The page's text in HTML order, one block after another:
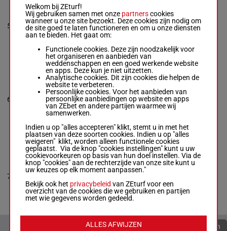
5
AMERICAN
SMOOTH
Luis Saez-Isai V.
Gonzalez
Box: 5 -R/6 -
56.5 kg
5p 1p 7p
R/656.5
kg
5p 1p 7p 5
6
Corey J. Lanerie
Jonathan
Maldonado
R/6 -
4p (21) 6p 5p 1p
R/656.5
kg
4p (21)
6p 5p 1p
3p
6
7
FIGHTVILLE
Rene Diaz-J.
Keith
Desormeaux
Box: 7 - H/3 - 50
7p 1p 3p 8p (21)
7p 1p 3p
8p (21)
4p
Quoteringen verversen
Welkom bij ZEturf!
Wij gebruiken samen met onze partnerscookies
wanneer u onze site bezoekt. Deze cookies zijn nodig om
de site goed te laten functioneren en om u onze diensten
aan te bieden. Het gaat om:
Functionele cookies. Deze zijn noodzakelijk voor
het organiseren en aanbieden van
weddenschappen en een goed werkende website
en apps. Deze kun je niet uitzetten.
Analytische cookies. Dit zijn cookies die helpen de
website te verbeteren.
Persoonlijke cookies. Voor het aanbieden van
persoonlijke aanbiedingen op website en apps
van ZEbet en andere partijen waarmee wij
samenwerken.
Indien u op "alles accepteren" klikt, stemt u in met het
plaatsen van deze soorten cookies. Indien u op "alles
weigeren" klikt, worden alleen functionele cookies
geplaatst. Via de knop "cookies instellingen" kunt u uw
cookievoorkeuren op basis van hun doel instellen. Via de
knop "cookies" aan de rechterzijde van onze site kunt u
uw keuzes op elk moment aanpassen."
Bekijk ook het privacybeleid van ZEturf voor een
overzicht van de cookies die we gebruiken en partijen
met wie gegevens worden gedeeld.
ALLES AFWIJZEN